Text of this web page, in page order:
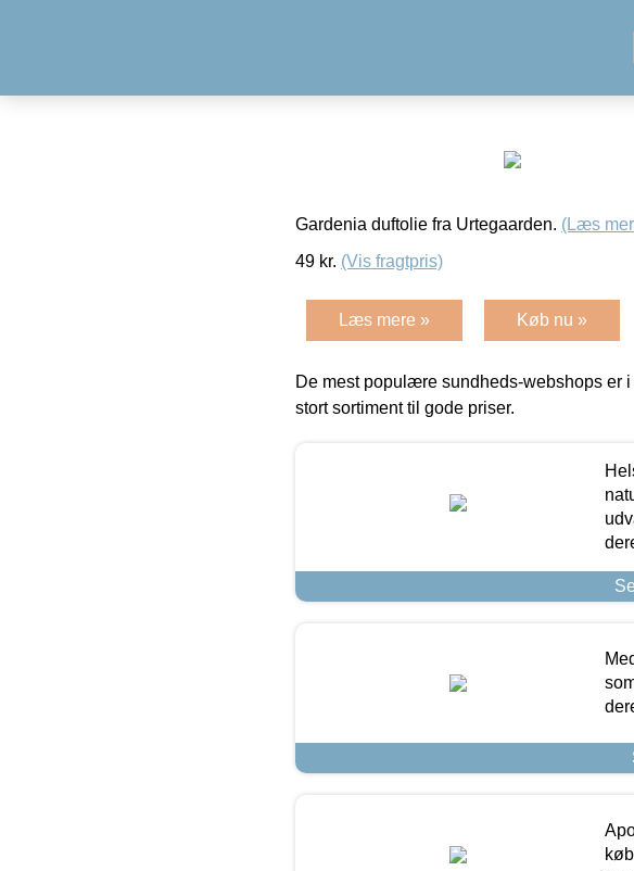
Gardenia duftolie fra Urtegaarden. (Læs
49 kr. (Vis fragtpris)
Læs mere » Køb nu »
De mest populære sundheds-webshops er
stort sortiment til gode priser.